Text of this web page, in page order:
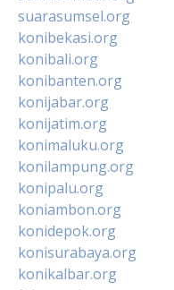
suarasumsel.org
konibekasi.org
konibali.org
konibanten.org
konijabar.org
konijatim.org
konimaluku.org
konilampung.org
konipalu.org
koniambon.org
konidepok.org
konisurabaya.org
konikalbar.org